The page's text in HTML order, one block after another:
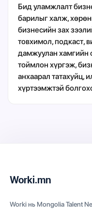
Бид уламжлалт
барилыг халж,
бизнесийн зах
товхимол, подкаст,
дамжуулан хамгийн
тоймлон хүргэж,
анхаарал татахуйц,
хүртээмжтэй
Worki.mn
Worki нь Mongolia Talent